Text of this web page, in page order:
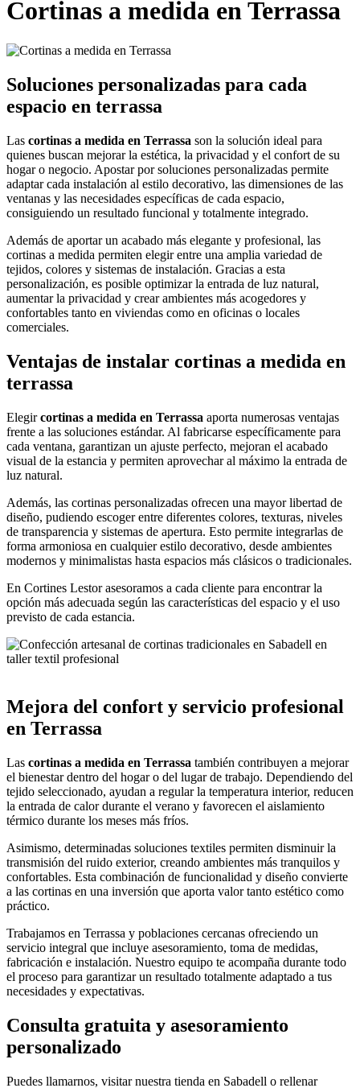
Cortinas a medida en Terrassa
Soluciones personalizadas para cada
espacio en terrassa
Las cortinas a medida en Terrassa son la solución ideal para
quienes buscan mejorar la estética, la privacidad y el confort de su
hogar o negocio. Apostar por soluciones personalizadas permite
adaptar cada instalación al estilo decorativo, las dimensiones de las
ventanas y las necesidades específicas de cada espacio,
consiguiendo un resultado funcional y totalmente integrado.
Además de aportar un acabado más elegante y profesional, las
cortinas a medida permiten elegir entre una amplia variedad de
tejidos, colores y sistemas de instalación. Gracias a esta
personalización, es posible optimizar la entrada de luz natural,
aumentar la privacidad y crear ambientes más acogedores y
confortables tanto en viviendas como en oficinas o locales
comerciales.
Ventajas de instalar cortinas a medida en
terrassa
Elegircortinas a medida en Terrassa aporta numerosas ventajas
frente a las soluciones estándar. Al fabricarse específicamente para
cada ventana, garantizan un ajuste perfecto, mejoran el acabado
visual de la estancia y permiten aprovechar al máximo la entrada de
luz natural.
Además, las cortinas personalizadas ofrecen una mayor libertad de
diseño, pudiendo escoger entre diferentes colores, texturas, niveles
de transparencia y sistemas de apertura. Esto permite integrarlas de
forma armoniosa en cualquier estilo decorativo, desde ambientes
modernos y minimalistas hasta espacios más clásicos o tradicionales.
En Cortines Lestor asesoramos a cada cliente para encontrar la
opción más adecuada según las características del espacio y el uso
previsto de cada estancia.
Mejora del confort y servicio profesional
en Terrassa
Las cortinas a medida en Terrassa también contribuyen a mejorar
el bienestar dentro del hogar o del lugar de trabajo. Dependiendo del
tejido seleccionado, ayudan a regular la temperatura interior, reducen
la entrada de calor durante el verano y favorecen el aislamiento
térmico durante los meses más fríos.
Asimismo, determinadas soluciones textiles permiten disminuir la
transmisión del ruido exterior, creando ambientes más tranquilos y
confortables. Esta combinación de funcionalidad y diseño convierte
a las cortinas en una inversión que aporta valor tanto estético como
práctico.
Trabajamos en Terrassa y poblaciones cercanas ofreciendo un
servicio integral que incluye asesoramiento, toma de medidas,
fabricación e instalación. Nuestro equipo te acompaña durante todo
el proceso para garantizar un resultado totalmente adaptado a tus
necesidades y expectativas.
Consulta gratuita y asesoramiento
personalizado
Puedes llamarnos, visitar nuestra tienda en Sabadell o rellenar